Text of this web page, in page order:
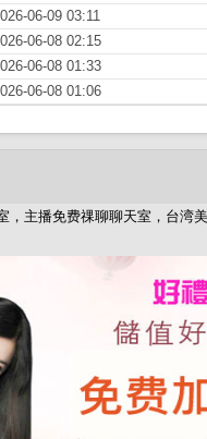
06-09 03:11
06-08 02:15
06-08 01:33
06-08 01:06
，主播免费祼聊聊天室，台